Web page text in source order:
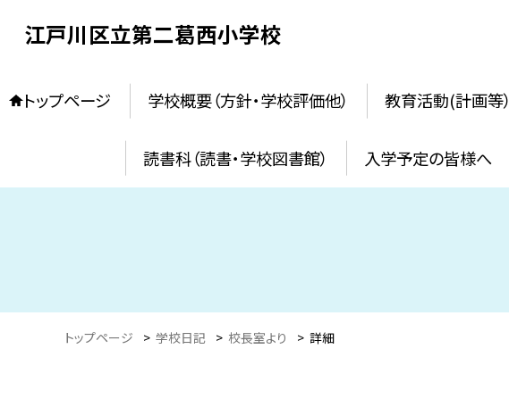
江戸川区立第二葛西小学校
トップページ 学校概要（方針・学校評価他） 教育活動(計画等）
読書科（読書・学校図書館） 入学予定の皆様へ
トップページ > 学校日記 > 校長室より > 詳細